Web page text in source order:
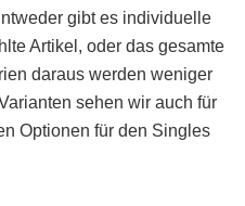
gibt es individuelle
Artikel, oder das gesamte
daraus werden weniger
sehen wir auch für
Optionen für den Singles